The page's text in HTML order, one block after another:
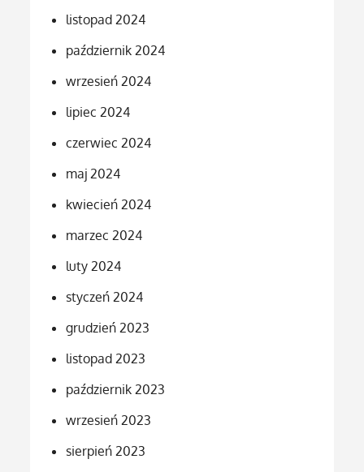
listopad 2024
październik 2024
wrzesień 2024
lipiec 2024
czerwiec 2024
maj 2024
kwiecień 2024
marzec 2024
luty 2024
styczeń 2024
grudzień 2023
listopad 2023
październik 2023
wrzesień 2023
sierpień 2023